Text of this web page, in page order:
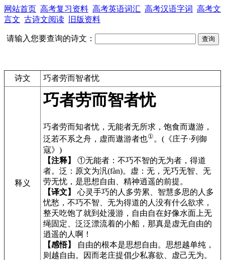
网站首页 高考复习资料 高考英语词汇 高考汉语字词 高考文
言文 古诗文阅读 旧版资料
请输入您要查询的诗文：
诗文 巧者劳而智者忧
释义
巧者劳而智者忧
巧者劳而知者忧，无能者无所求，饱食而遨游，
泛若不系之舟，虚而遨游者也①。(《庄子·列御
寇》)
【注释】
①无能者：不巧不智的无为者，得道
者。泛：原文为汎(fàn)。虚：无，无巧无智、无
劳无忧，是思想自由、精神逍遥的前提。
【译文】
心灵手巧的人多劳累、智慧多思的人多
忧愁，不巧不智、无为得道的人没有什么欲求，
整天吃饱了就到处漫游，自由自在好像水面上无
绳固定、泛泛漂流着的小船，那真是虚无自由的
逍遥的人啊！
【感悟】
自由的根本是思想自由。思想越单纯，
则越自由。因而老庄提倡少私寡欲、虚己无为。